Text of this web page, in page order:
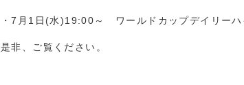
・7月1日(水)19:00～ ワールドカップデイリー
是非、ご覧ください。